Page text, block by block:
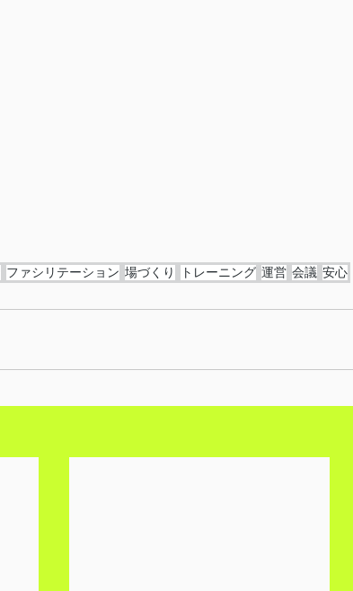
ファシリテーション 場づくり トレーニング 運営 会議 安心